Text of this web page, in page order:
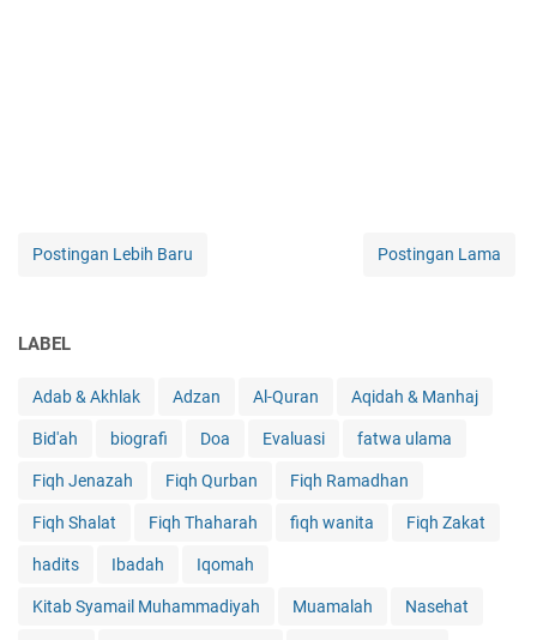
Postingan Lebih Baru Postingan Lama
LABEL
Adab & Akhlak Adzan Al-Quran Aqidah & Manhaj
Bid'ah biografi Doa Evaluasi fatwa ulama
Fiqh Jenazah Fiqh Qurban Fiqh Ramadhan
Fiqh Shalat Fiqh Thaharah fiqh wanita Fiqh Zakat
hadits Ibadah Iqomah
Kitab Syamail Muhammadiyah Muamalah Nasehat